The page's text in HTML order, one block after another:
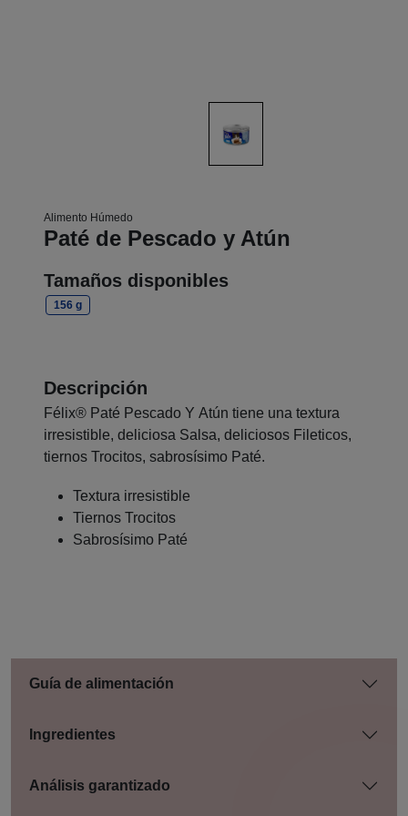
Alimento Húmedo
Paté de Pescado y Atún
Tamaños disponibles
156 g
Descripción
Félix® Paté Pescado Y Atún tiene una textura
irresistible, deliciosa Salsa, deliciosos Fileticos,
tiernos Trocitos, sabrosísimo Paté.
Textura irresistible
Tiernos Trocitos
Sabrosísimo Paté
Guía de alimentación
Ingredientes
Análisis garantizado